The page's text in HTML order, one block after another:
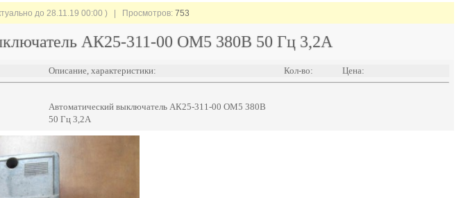
до 28.11.19 00:00 ) | Просмотров: 753
АК25-311-00 ОМ5 380В 50 Гц 3,2А
Описание, характеристики: Кол-во: Цена:
Автоматический выключатель АК25-311-00 ОМ5 380В
50 Гц 3,2А